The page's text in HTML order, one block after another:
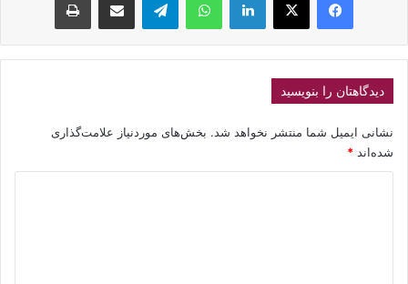
دیدگاهتان را بنویسید
نشانی ایمیل شما منتشر نخواهد شد. بخش‌های موردنیاز علامت‌گذاری
شده‌اند *